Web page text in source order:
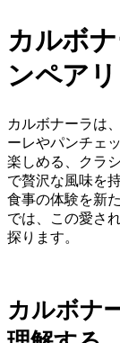
カルボ
ンペア
カルボナーラは
ーレやパンチェ
楽しめる、クラ
で贅沢な風味を
食事の体験を新
では、この愛さ
探ります。
カルボナ